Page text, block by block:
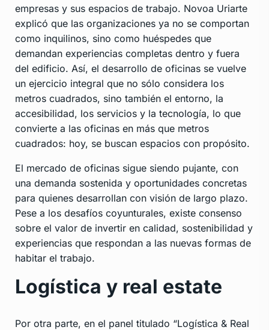
empresas y sus espacios de trabajo. Novoa Uriarte
explicó que las organizaciones ya no se comportan
como inquilinos, sino como huéspedes que
demandan experiencias completas dentro y fuera
del edificio. Así, el desarrollo de oficinas se vuelve
un ejercicio integral que no sólo considera los
metros cuadrados, sino también el entorno, la
accesibilidad, los servicios y la tecnología, lo que
convierte a las oficinas en más que metros
cuadrados: hoy, se buscan espacios con propósito.
El mercado de oficinas sigue siendo pujante, con
una demanda sostenida y oportunidades concretas
para quienes desarrollan con visión de largo plazo.
Pese a los desafíos coyunturales, existe consenso
sobre el valor de invertir en calidad, sostenibilidad y
experiencias que respondan a las nuevas formas de
habitar el trabajo.
Logística y real estate
Por otra parte, en el panel titulado “Logística & Real